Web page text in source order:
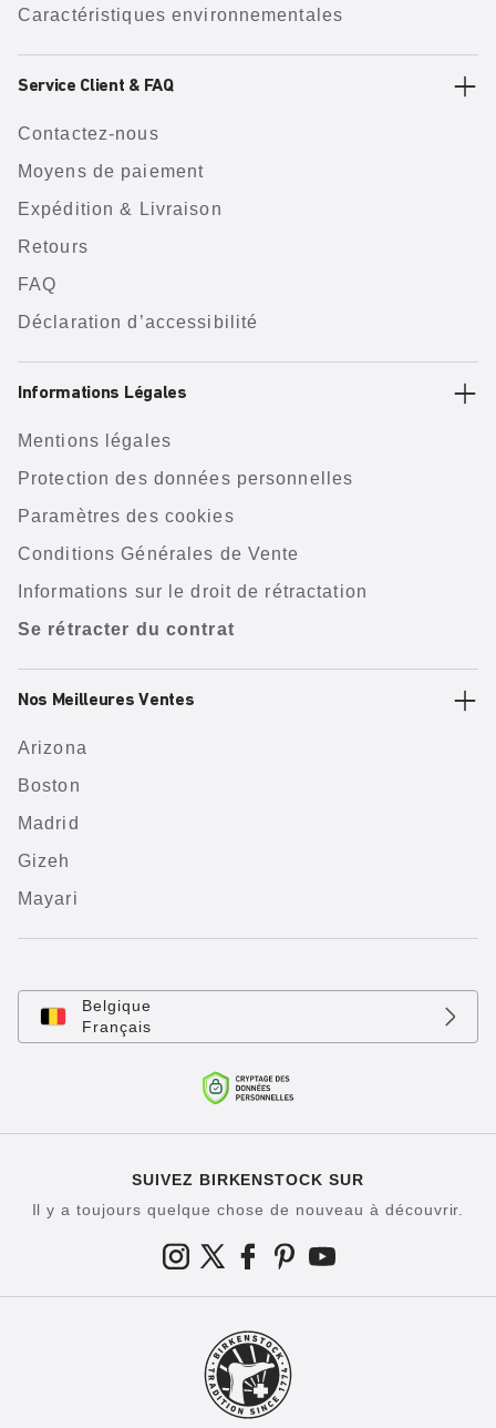
Caractéristiques environnementales
Service Client & FAQ
Contactez-nous
Moyens de paiement
Expédition & Livraison
Retours
FAQ
Déclaration d’accessibilité
Informations Légales
Mentions légales
Protection des données personnelles
Paramètres des cookies
Conditions Générales de Vente
Informations sur le droit de rétractation
Se rétracter du contrat
Nos Meilleures Ventes
Arizona
Boston
Madrid
Gizeh
Mayari
Belgique
Français
SUIVEZ BIRKENSTOCK SUR
Il y a toujours quelque chose de nouveau à découvrir.